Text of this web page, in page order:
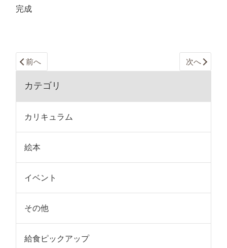
完成
前へ 次へ
カテゴリ
カリキュラム
絵本
イベント
その他
給食ピックアップ